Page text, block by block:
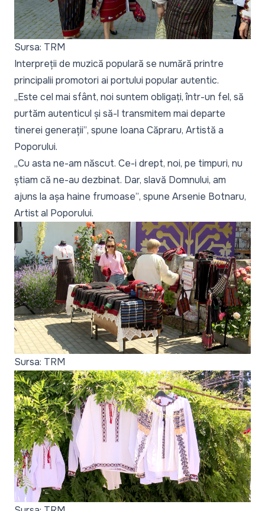
Sursa: TRM
Interpreții de muzică populară se numără printre
principalii promotori ai portului popular autentic.
„Este cel mai sfânt, noi suntem obligați, într-un fel, să
purtăm autenticul și să-l transmitem mai departe
tinerei generații”, spune Ioana Căpraru, Artistă a
Poporului.
„Cu asta ne-am născut. Ce-i drept, noi, pe timpuri, nu
știam că ne-au dezbinat. Dar, slavă Domnului, am
ajuns la așa haine frumoase”, spune Arsenie Botnaru,
Artist al Poporului.
Sursa: TRM